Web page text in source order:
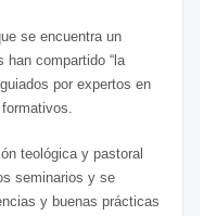
se encuentra un
han compartido “la
por expertos en
teológica y pastoral
seminarios y se
y buenas prácticas